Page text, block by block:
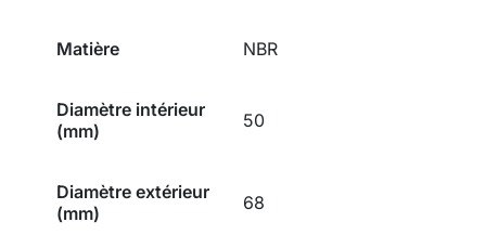
Matière NBR
Diamètre intérieur
(mm)
50
Diamètre extérieur
(mm)
68